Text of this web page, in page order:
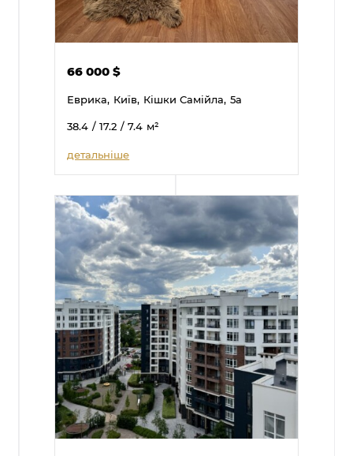
66 000$
Еврика, Київ, Кішки Самійла, 5а
38.4 / 17.2 / 7.4 м²
детальніше